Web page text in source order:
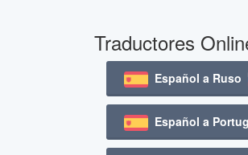
Traductores
Español a Ruso
Español a